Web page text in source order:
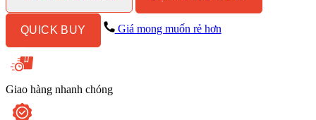
BK
lượng
QUICK BUY Giá mong muốn rẻ hơn
Giao hàng nhanh chóng